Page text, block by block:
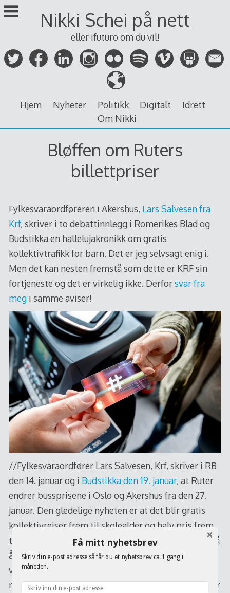
Skip
to
Nikki Schei på nett
eller ifuturo om du vil!
Hjem Nyheter Politikk Digitalt
Idrett
Om Nikki
Bløffen om Ruters
billettpriser
Fylkesvaraordføreren i Akershus, Lars Salvesen fra
Krf, skriver i to debattinnlegg i Romerikes Blad og
Budstikka en hallelujakronikk om gratis
kollektivtrafikk for barn. Det er jeg selvsagt enig i.
Men det kan nesten fremstå som dette er KRF sin
fortjeneste og det er virkelig ikke. Derforsvar fra
megi samme aviser!
//Fylkesvaraordfører Lars Salvesen, Krf, skriver i RB
den 14. januar og i Budstikka den 19. januar, at Ruter
endrer bussprisene i Oslo og Akershus fra den 27.
januar. Den gledelige nyheten er at det blir gratis
kollektivreiser frem til skolealder og halv pris frem
til du er 18 år, noe som i aller høyeste grad er med på
å skape gode reisevaner, også når de skal inn i
voksenlivet. Bruken av kollektivtransport som det
naturlige valget, det håper vi i MDG og andre partier
Få mitt nyhetsbrev
Skriv din e-post adresse så får du et nyhetsbrev ca. 1 gang i
måneden.